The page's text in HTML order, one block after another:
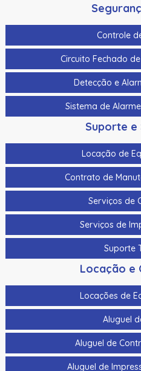
Controle
Circuito Fechado
Detecção e
Sistema de
Suporte e
Locação de
Contrato de
Serviços de
Serviços de
Suporte
Locação e
Locações de
Aluguel
Aluguel de
Aluguel de